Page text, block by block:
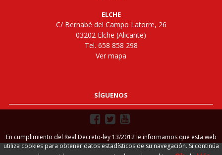
ELCHE
C/ Bernabé del Campo Latorre, 26
03202 Elche (Alicante)
Tel. 658 858 298
Ver mapa
SÍGUENOS
En cumplimiento del Real Decreto-ley 13/2012 le informamos que esta web
utiliza cookies para obtener datos estadísticos de su navegación. Si continúa